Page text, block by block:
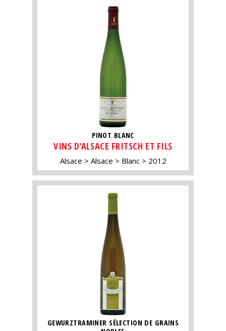
PINOT BLANC
VINS D'ALSACE FRITSCH ET FILS
Alsace Alsace Blanc 2012
GEWURZTRAMINER SÉLECTION DE GRAINS